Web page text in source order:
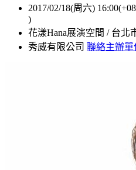
2017/02/18(周六)
)
花漾Hana展演空間 / 台北
秀威有限公司 聯絡主辦單